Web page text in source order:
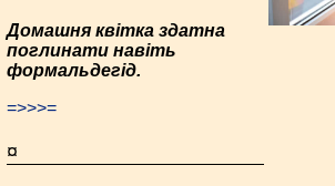
Домашня квітка здатна
поглинати навіть
формальдегід.
=>>>=
¤